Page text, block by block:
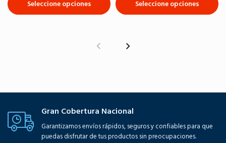
Seleccione opciones Seleccione opciones
Gran Cobertura Nacional
Garantizamos envíos rápidos, seguros y confiables para que
puedas disfrutar de tus productos sin preocupaciones.